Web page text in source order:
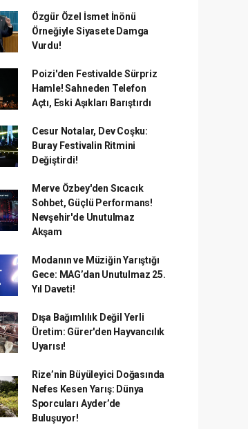
Özgür Özel İsmet İnönü
Örneğiyle Siyasete Damga
Vurdu!
Poizi'den Festivalde Sürpriz
Hamle! Sahneden Telefon
Açtı, Eski Aşıkları Barıştırdı
Cesur Notalar, Dev Coşku:
Buray Festivalin Ritmini
Değiştirdi!
Merve Özbey'den Sıcacık
Sohbet, Güçlü Performans!
Nevşehir'de Unutulmaz
Akşam
Modanın ve Müziğin Yarıştığı
Gece: MAG’dan Unutulmaz 25.
Yıl Daveti!
Dışa Bağımlılık Değil Yerli
Üretim: Gürer'den Hayvancılık
Uyarısı!
Rize’nin Büyüleyici Doğasında
Nefes Kesen Yarış: Dünya
Sporcuları Ayder’de
Buluşuyor!